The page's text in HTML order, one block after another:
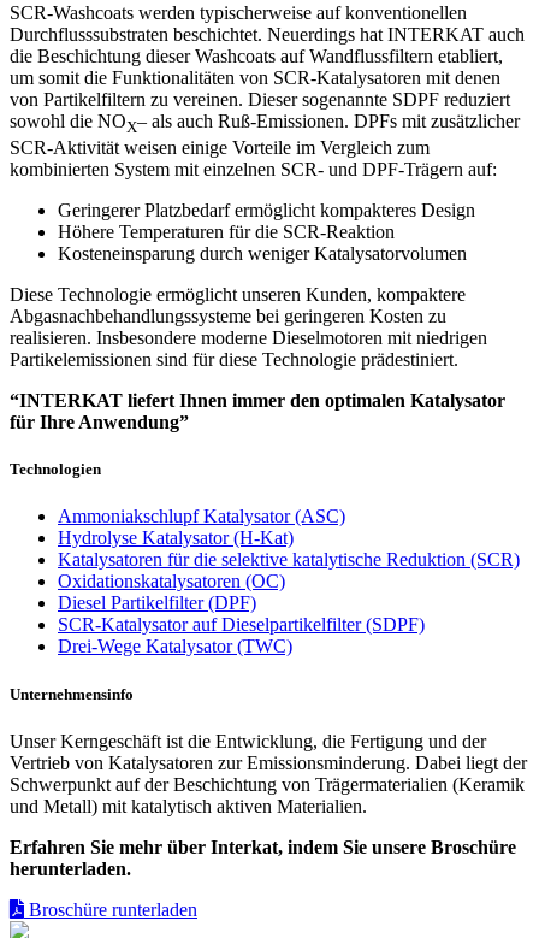
SCR-Washcoats werden typischerweise auf konventionellen
Durchflusssubstraten beschichtet. Neuerdings hat INTERKAT auch
die Beschichtung dieser Washcoats auf Wandflussfiltern etabliert,
um somit die Funktionalitäten von SCR-Katalysatoren mit denen
von Partikelfiltern zu vereinen. Dieser sogenannte SDPF reduziert
sowohl die NOX– als auch Ruß-Emissionen. DPFs mit zusätzlicher
SCR-Aktivität weisen einige Vorteile im Vergleich zum
kombinierten System mit einzelnen SCR- und DPF-Trägern auf:
Geringerer Platzbedarf ermöglicht kompakteres Design
Höhere Temperaturen für die SCR-Reaktion
Kosteneinsparung durch weniger Katalysatorvolumen
Diese Technologie ermöglicht unseren Kunden, kompaktere
Abgasnachbehandlungssysteme bei geringeren Kosten zu
realisieren. Insbesondere moderne Dieselmotoren mit niedrigen
Partikelemissionen sind für diese Technologie prädestiniert.
“INTERKAT liefert Ihnen immer den optimalen Katalysator
für Ihre Anwendung”
Technologien
Ammoniakschlupf Katalysator (ASC)
Hydrolyse Katalysator (H-Kat)
Katalysatoren für die selektive katalytische Reduktion (SCR)
Oxidationskatalysatoren (OC)
Diesel Partikelfilter (DPF)
SCR-Katalysator auf Dieselpartikelfilter (SDPF)
Drei-Wege Katalysator (TWC)
Unternehmensinfo
Unser Kerngeschäft ist die Entwicklung, die Fertigung und der
Vertrieb von Katalysatoren zur Emissionsminderung. Dabei liegt der
Schwerpunkt auf der Beschichtung von Trägermaterialien (Keramik
und Metall) mit katalytisch aktiven Materialien.
Erfahren Sie mehr über Interkat, indem Sie unsere Broschüre
herunterladen.
Broschüre runterladen